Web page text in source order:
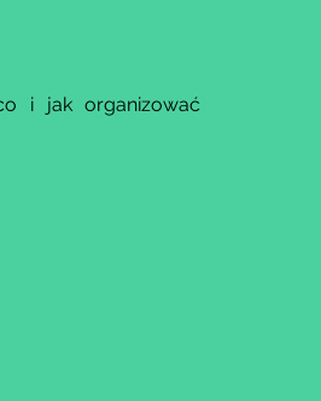
i jak organizować